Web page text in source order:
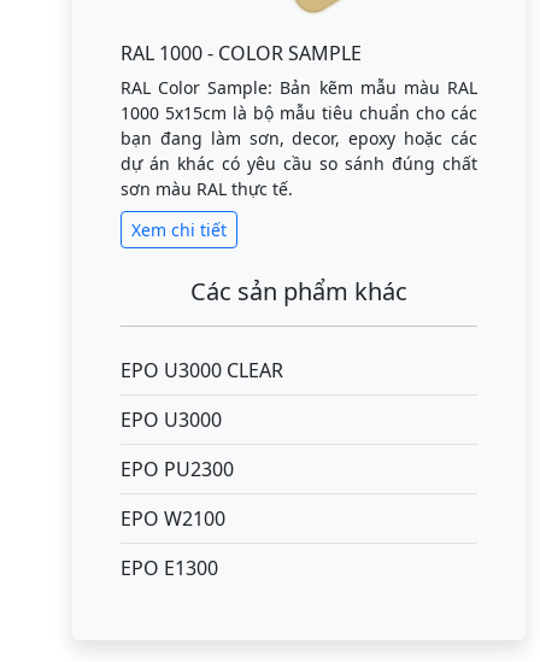
RAL 1000 - COLOR SAMPLE
RAL Color Sample: Bản kẽm mẫu màu RAL
1000 5x15cm là bộ mẫu tiêu chuẩn cho các
bạn đang làm sơn, decor, epoxy hoặc các
dự án khác có yêu cầu so sánh đúng chất
sơn màu RAL thực tế.
Xem chi tiết
Các sản phẩm khác
EPO U3000 CLEAR
EPO U3000
EPO PU2300
EPO W2100
EPO E1300